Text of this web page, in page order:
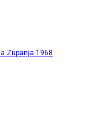
Zupanja 1968